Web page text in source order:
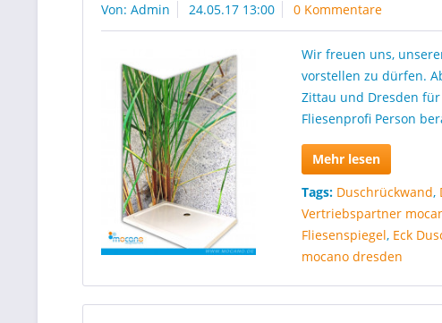
Von: Admin 24.05.17 13:00 0 Kommentare
Wir freuen uns,
vorstellen zu dürfen.
Zittau und Dresden
Fliesenprofi Person
Mehr lesen
Tags: Duschrückwand,
Vertriebspartner
Fliesenspiegel, Eck
mocano dresden